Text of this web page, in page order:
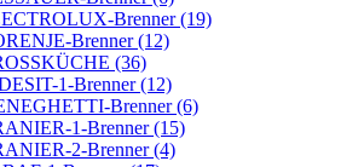
Brenner (19)
Brenner (12)
(36)
1-Brenner (12)
Brenner (6)
1-Brenner (15)
2-Brenner (4)